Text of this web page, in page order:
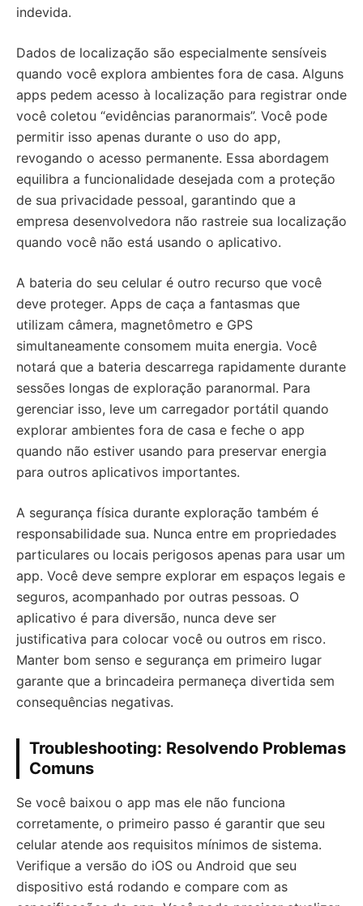
indevida.
Dados de localização são especialmente sensíveis
quando você explora ambientes fora de casa. Alguns
apps pedem acesso à localização para registrar onde
você coletou “evidências paranormais”. Você pode
permitir isso apenas durante o uso do app,
revogando o acesso permanente. Essa abordagem
equilibra a funcionalidade desejada com a proteção
de sua privacidade pessoal, garantindo que a
empresa desenvolvedora não rastreie sua localização
quando você não está usando o aplicativo.
A bateria do seu celular é outro recurso que você
deve proteger. Apps de caça a fantasmas que
utilizam câmera, magnetômetro e GPS
simultaneamente consomem muita energia. Você
notará que a bateria descarrega rapidamente durante
sessões longas de exploração paranormal. Para
gerenciar isso, leve um carregador portátil quando
explorar ambientes fora de casa e feche o app
quando não estiver usando para preservar energia
para outros aplicativos importantes.
A segurança física durante exploração também é
responsabilidade sua. Nunca entre em propriedades
particulares ou locais perigosos apenas para usar um
app. Você deve sempre explorar em espaços legais e
seguros, acompanhado por outras pessoas. O
aplicativo é para diversão, nunca deve ser
justificativa para colocar você ou outros em risco.
Manter bom senso e segurança em primeiro lugar
garante que a brincadeira permaneça divertida sem
consequências negativas.
Troubleshooting: Resolvendo Problemas
Comuns
Se você baixou o app mas ele não funciona
corretamente, o primeiro passo é garantir que seu
celular atende aos requisitos mínimos de sistema.
Verifique a versão do iOS ou Android que seu
dispositivo está rodando e compare com as